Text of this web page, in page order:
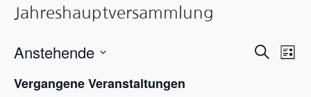
Jahreshauptversammlung
Suche
Liste
Anstehende
wählen.
Vergangene Veranstaltungen